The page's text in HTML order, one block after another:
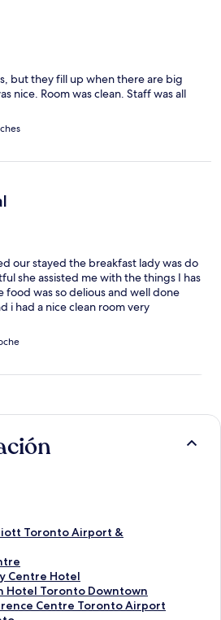
but they fill up when there are big
nice. Room was clean. Staff was all
our stayed the breakfast lady was do
she assisted me with the things I has
food was so delious and well done
i had a nice clean room very
Toronto Airport &
Centre Hotel
Hotel Toronto Downtown
Centre Toronto Airport